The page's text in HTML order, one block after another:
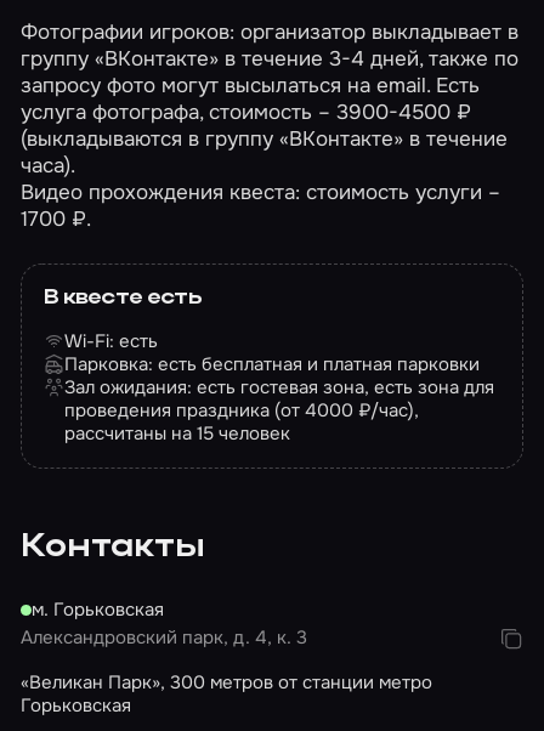
Фотографии игроков: организатор выкладывает в
группу «ВКонтакте» в течение 3-4 дней, также по
запросу фото могут высылаться на email. Есть
услуга фотографа, стоимость – 3900-4500 ₽
(выкладываются в группу «ВКонтакте» в течение
часа).
Видео прохождения квеста: стоимость услуги –
1700 ₽.
В квесте есть
Wi-Fi: есть
Парковка: есть бесплатная и платная парковки
Зал ожидания: есть гостевая зона, есть зона для
проведения праздника (от 4000 ₽/час),
рассчитаны на 15 человек
Контакты
м. Горьковская
Александровский парк, д. 4, к. 3
«Великан Парк», 300 метров от станции метро
Горьковская